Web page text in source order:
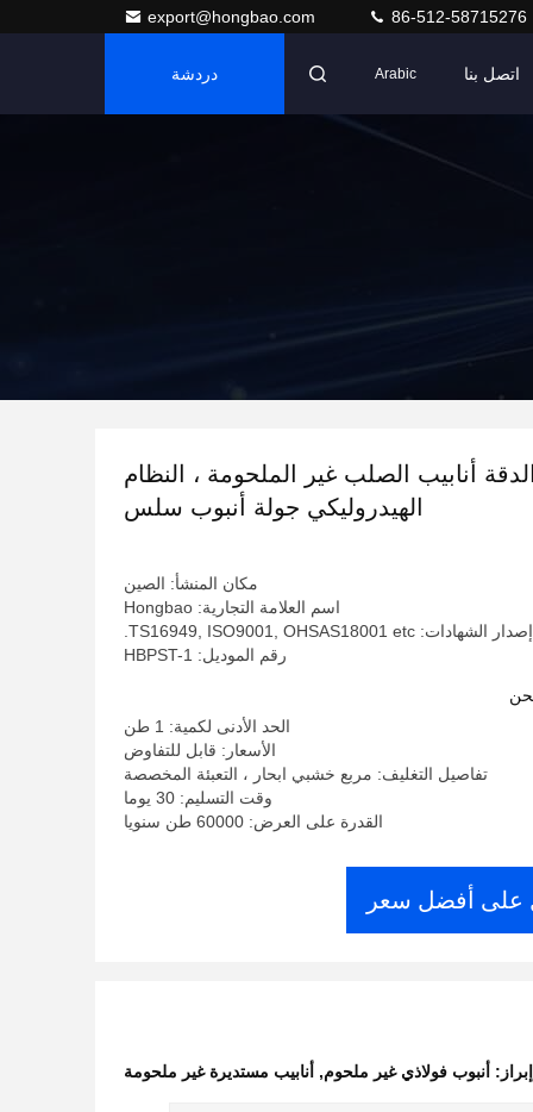
export@hongbao.com 86-512-58715276
اتصل بنا Arabic دردشة
OD 30mm الدقة أنابيب الصلب غير الملحومة ، النظام
الهيدروليكي جولة أنبوب سلس
مكان المنشأ: الصين
اسم العلامة التجارية: Hongbao
إصدار الشهادات: TS16949, ISO9001, OHSAS18001 etc.
رقم الموديل: HBPST-1
الحد الأدنى لكمية: 1 طن
الأسعار: قابل للتفاوض
تفاصيل التغليف: مربع خشبي ابحار ، التعبئة المخصصة
وقت التسليم: 30 يوما
القدرة على العرض: 60000 طن سنويا
على أفضل سعر
إبراز: أنبوب فولاذي غير ملحوم, أنابيب مستديرة غير ملحومة